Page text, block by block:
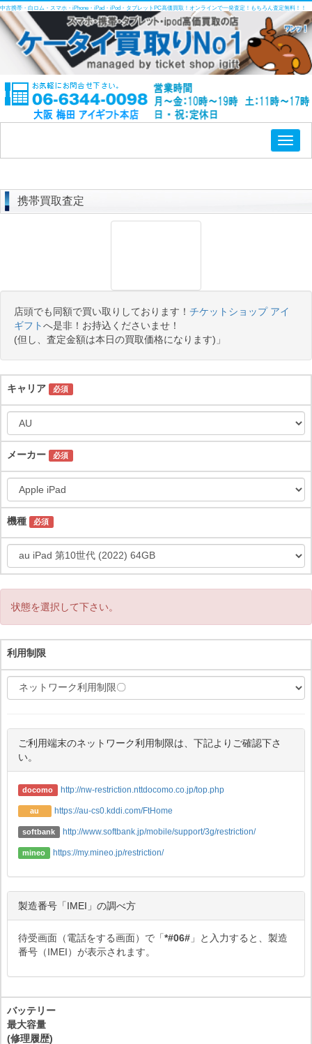
中古携帯・白ロム・スマホ・iPhone・iPad・iPod・タブレットPC高価買取！オンラインで一発査定！もちろん査定無料！！
携帯買取査定
店頭でも同額で買い取りしております！ チケットショップ アイ
ギフトへ是非！お持込くださいませ！
(但し、査定金額は本日の買取価格になります)」
キャリア 必須
メーカー 必須
機種 必須
状態を選択して下さい。
利用制限
ご利用端末のネットワーク利用制限は、下記よりご確認下さ
い。
docomo http://nw-restriction.nttdocomo.co.jp/top.php
au https://au-cs0.kddi.com/FtHome
softbank http://www.softbank.jp/mobile/support/3g/restriction/
mineo https://my.mineo.jp/restriction/
製造番号「IMEI」の調べ方
待受画面（電話をする画面）で「*#06# 」と入力すると、製造
番号（IMEI）が表示されます。
バッテリー
最大容量
(修理履歴)